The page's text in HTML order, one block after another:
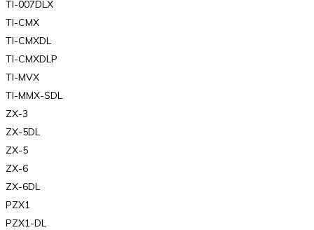
TI-007DLX
TI-CMX
TI-CMXDL
TI-CMXDLP
TI-MVX
TI-MMX-SDL
ZX-3
ZX-5DL
ZX-5
ZX-6
ZX-6DL
PZX1
PZX1-DL